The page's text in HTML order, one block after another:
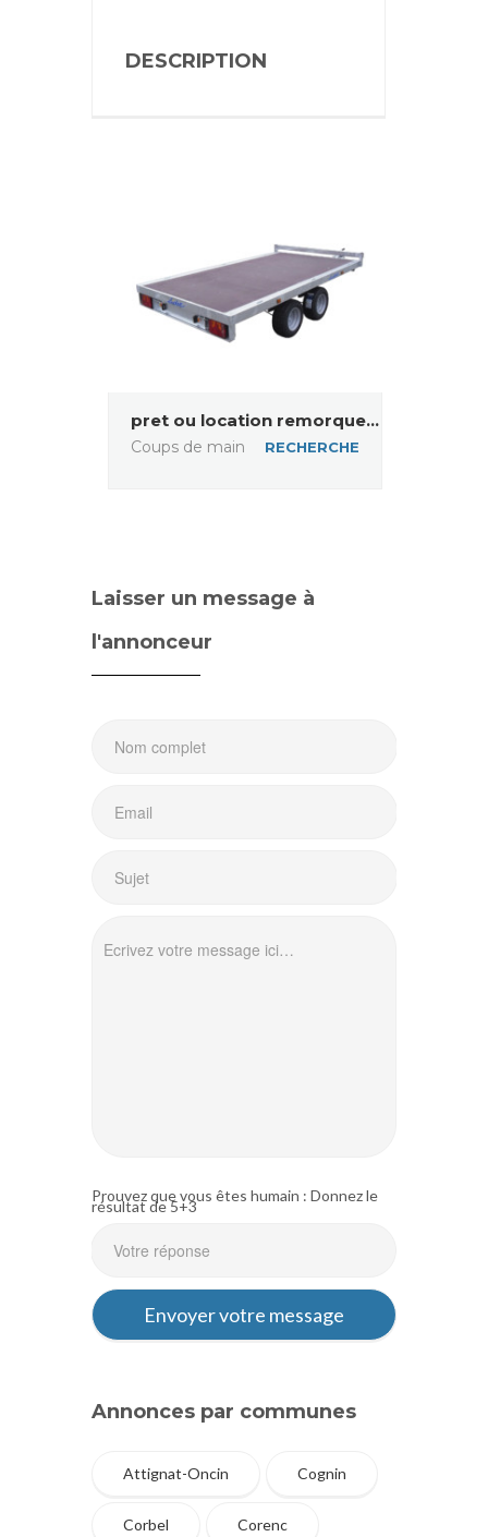
DESCRIPTION
pret ou location remorque...
Coups de main RECHERCHE
Laisser un message à
l'annonceur
Prouvez que vous êtes humain : Donnez le
résultat de 5+3
Annonces par communes
Attignat-Oncin Cognin
Corbel Corenc